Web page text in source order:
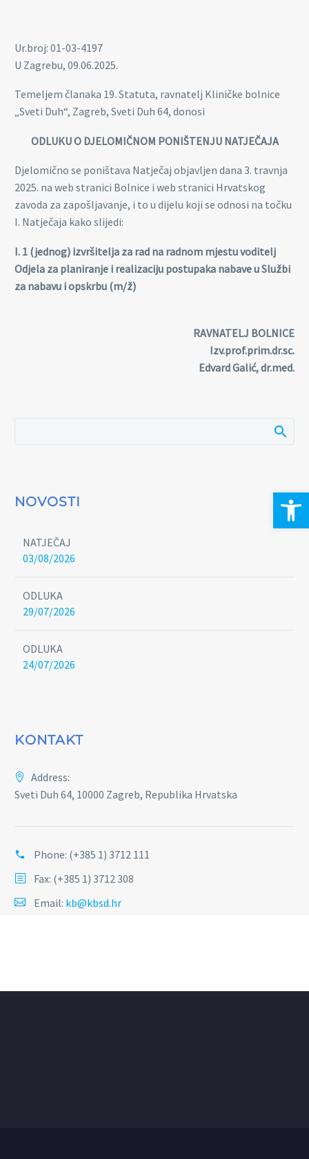
Ur.broj: 01-03-4197
U Zagrebu, 09.06.2025.
Temeljem članaka 19. Statuta, ravnatelj Kliničke bolnice
„Sveti Duh“, Zagreb, Sveti Duh 64, donosi
ODLUKU O DJELOMIČNOM PONIŠTENJU NATJEČAJA
Djelomično se poništava Natječaj objavljen dana 3. travnja
2025. na web stranici Bolnice i web stranici Hrvatskog
zavoda za zapošljavanje, i to u dijelu koji se odnosi na točku
I. Natječaja kako slijedi:
I. 1 (jednog) izvršitelja za rad na radnom mjestu voditelj
Odjela za planiranje i realizaciju postupaka nabave u Službi
za nabavu i opskrbu (m/ž)
RAVNATELJ BOLNICE
Izv.prof.prim.dr.sc.
Edvard Galić, dr.med.
NOVOSTI
NATJEČAJ
03/08/2026
ODLUKA
29/07/2026
ODLUKA
24/07/2026
KONTAKT
Address:
Sveti Duh 64, 10000 Zagreb, Republika Hrvatska
Phone: (+385 1) 3712 111
Fax: (+385 1) 3712 308
Email: kb@kbsd.hr